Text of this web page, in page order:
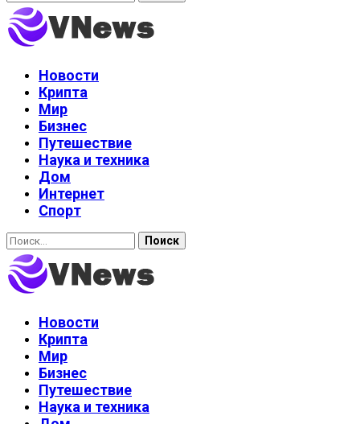
Новости
Крипта
Мир
Бизнес
Путешествие
Наука и техника
Дом
Интернет
Спорт
Найти:
Новости
Крипта
Мир
Бизнес
Путешествие
Наука и техника